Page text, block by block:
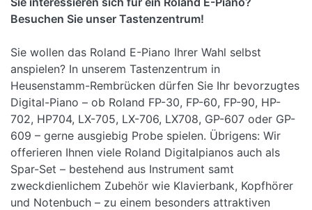
Technologie begründet.
Mehr Infos
Besuchen Sie unser Tastenzentrum!
Sie wollen das Roland E-Piano Ihrer Wahl selbst
anspielen? In unserem Tastenzentrum in
Heusenstamm-Rembrücken dürfen Sie Ihr bevorzugtes
Digital-Piano – ob Roland FP-30, FP-60, FP-90, HP-
702, HP704, LX-705, LX-706, LX708, GP-607 oder GP-
609 – gerne ausgiebig Probe spielen. Übrigens: Wir
offerieren Ihnen viele Roland Digitalpianos auch als
Spar-Set – bestehend aus Instrument samt
zweckdienlichem Zubehör wie Klavierbank, Kopfhörer
und Notenbuch – zu einem besonders attraktiven